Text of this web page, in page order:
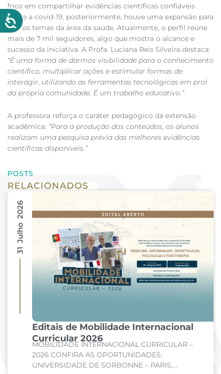
foco em compartilhar evidências cientificas confiáveis
sobre a covid-19, posteriormente, houve uma expansão para
outros temas da área da saúde. Atualmente, o perfil reúne
mais de 7 mil seguidores, algo que mostra o alcance e
sucesso da iniciativa. A Profa. Luciana Reis Silveira destaca:
“É uma forma de darmos visibilidade para o conhecimento
científico, multiplicar ações e estimular formas de
interagir, utilizando as ferramentas tecnológicas em prol
da própria comunidade. É um trabalho educativo.”
A professora reforça o caráter pedagógico da extensão
acadêmica: “Para a produção dos conteúdos, os alunos
realizam uma pesquisa prévia das melhores evidências
científicas disponíveis.”
POSTS
RELACIONADOS
Editais de Mobilidade Internacional
Curricular 2026
MOBILIDADE INTERNACIONAL CURRICULAR –
2026 CONFIRA AS OPORTUNIDADES:
UNIVERSIDADE DE SORBONNE – PARIS,
31 Julho 2026